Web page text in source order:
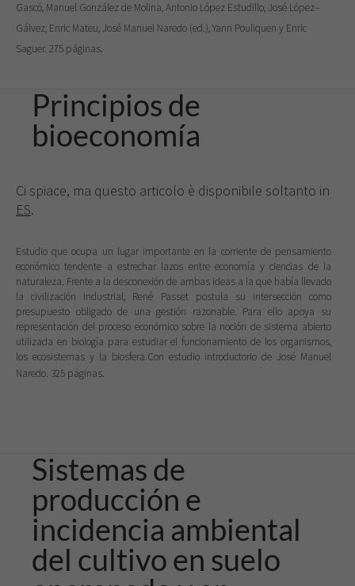
Gascó, Manuel González de Molina, Antonio López Estudillo, José López–
Gálvez, Enric Mateu, José Manuel Naredo (ed.), Yann Pouliquen y Enric
Saguer. 275 páginas.
Principios de
bioeconomía
Ci spiace, ma questo articolo è disponibile soltanto in
ES.
Estudio que ocupa un lugar importante en la corriente de pensamiento
económico tendente a estrechar lazos entre economía y ciencias de la
naturaleza. Frente a la desconexión de ambas ideas a la que había llevado
la civilización industrial, René Passet postula su intersección como
presupuesto obligado de una gestión razonable. Para ello apoya su
representación del proceso económico sobre la noción de sistema abierto
utilizada en biología para estudiar el funcionamiento de los organismos,
los ecosistemas y la biosfera.Con estudio introductorio de José Manuel
Naredo. 325 páginas.
Sistemas de
producción e
incidencia ambiental
del cultivo en suelo